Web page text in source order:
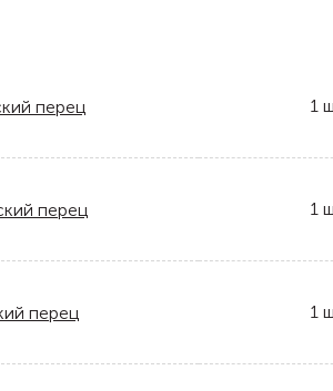
перец 1
перец 1
перец 1